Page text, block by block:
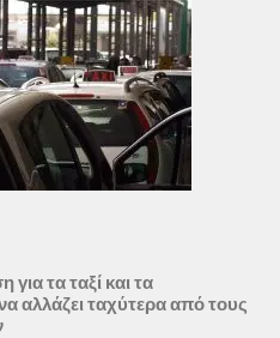
για τα ταξί και τα
αλλάζει ταχύτερα από τους